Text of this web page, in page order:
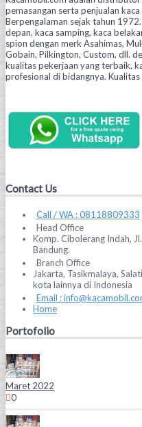
pemasangan serta penjualan
Berpengalaman sejak tahun
depan, kaca samping, kaca
spion dengan merk Asahimas,
Gobain, Pilkington, Custom, dll.
kualitas pekerjaan yang terbaik,
profesional di bidangnya.
Contact Us
Call / WA : 08118809333
Head Office
Komp. Cibolerang Indah,
Bandung.
Branch Office
Jakarta, Tasikmalaya,
kota lainnya di Indonesia
Email :
Home
Portofolio
Maret 2022
0